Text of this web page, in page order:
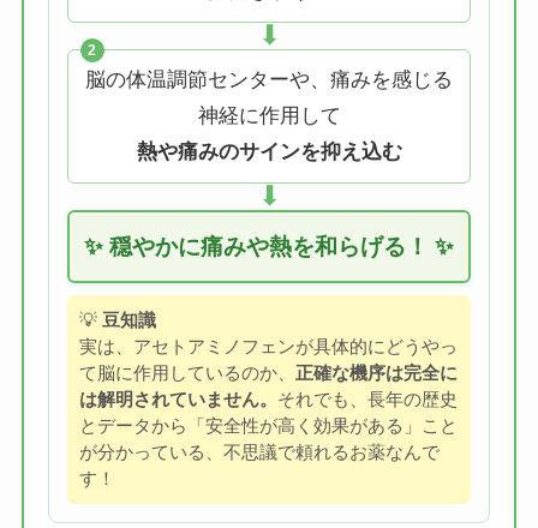
⬇
2
脳の体温調節センターや、痛みを感じる
神経に作用して
熱や痛みのサインを抑え込む
⬇
✨ 穏やかに痛みや熱を和らげる！ ✨
💡 豆知識
実は、アセトアミノフェンが具体的にどうやっ
て脳に作用しているのか、 正確な機序は完全に
は解明されていません。 それでも、長年の歴史
とデータから「安全性が高く効果がある」こと
が分かっている、不思議で頼れるお薬なんで
す！